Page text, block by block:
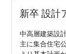
新卒 設計
中高層建築設
主に集合住宅